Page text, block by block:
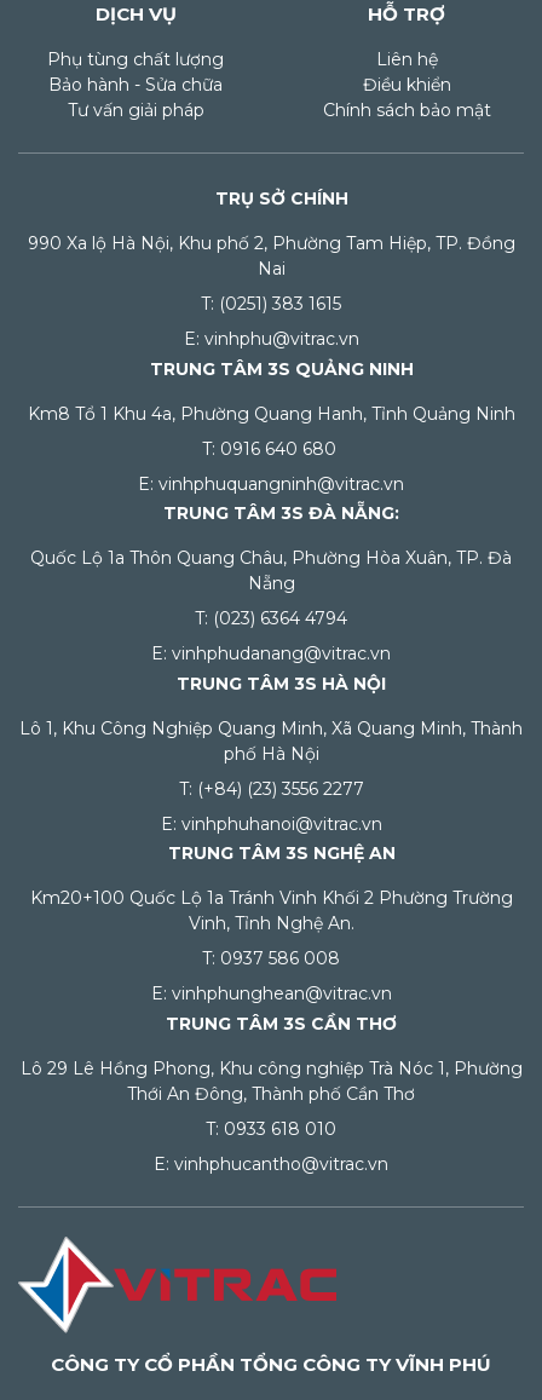
DỊCH VỤ
Phụ tùng chất lượng
Bảo hành - Sửa chữa
Tư vấn giải pháp
HỖ TRỢ
Liên hệ
Điều khiển
Chính sách bảo mật
TRỤ SỞ CHÍNH
990 Xa lộ Hà Nội, Khu phố 2, Phường Tam Hiệp, TP. Đồng
Nai
T: (0251) 383 1615
E: vinhphu@vitrac.vn
TRUNG TÂM 3S QUẢNG NINH
Km8 Tổ 1 Khu 4a, Phường Quang Hanh, Tỉnh Quảng Ninh
T: 0916 640 680
E: vinhphuquangninh@vitrac.vn
TRUNG TÂM 3S ĐÀ NẴNG:
Quốc Lộ 1a Thôn Quang Châu, Phường Hòa Xuân, TP. Đà
Nẵng
T: (023) 6364 4794
E: vinhphudanang@vitrac.vn
TRUNG TÂM 3S HÀ NỘI
Lô 1, Khu Công Nghiệp Quang Minh, Xã Quang Minh, Thành
phố Hà Nội
T: (+84) (23) 3556 2277
E: vinhphuhanoi@vitrac.vn
TRUNG TÂM 3S NGHỆ AN
Km20+100 Quốc Lộ 1a Tránh Vinh Khối 2 Phường Trường
Vinh, Tỉnh Nghệ An.
T: 0937 586 008
E: vinhphunghean@vitrac.vn
TRUNG TÂM 3S CẦN THƠ
Lô 29 Lê Hồng Phong, Khu công nghiệp Trà Nóc 1, Phường
Thới An Đông, Thành phố Cần Thơ
T: 0933 618 010
E: vinhphucantho@vitrac.vn
CÔNG TY CỔ PHẦN TỔNG CÔNG TY VĨNH PHÚ